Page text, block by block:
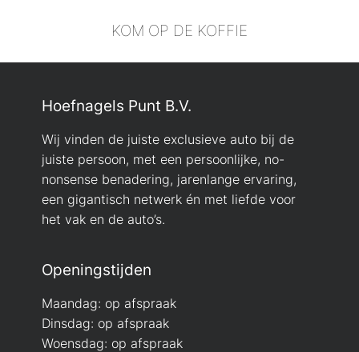
KOM OP DE KOFFIE
Hoefnagels Punt B.V.
Wij vinden de juiste exclusieve auto bij de
juiste persoon, met een persoonlijke, no-
nonsense benadering, jarenlange ervaring,
een gigantisch netwerk én met liefde voor
het vak en de auto’s.
Openingstijden
Maandag: op afspraak
Dinsdag: op afspraak
Woensdag: op afspraak